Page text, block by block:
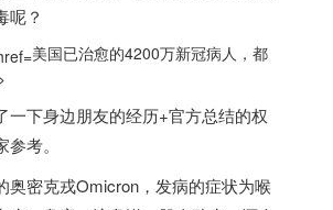
呢？
美国已治愈的4200万新冠病人，都
一下身边朋友的经历+官方总结的权
考。
奥密克戎Omicron，发病的症状为喉